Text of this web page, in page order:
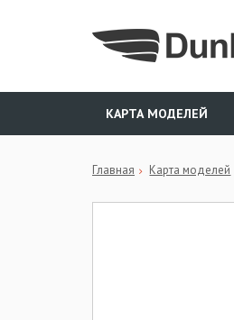
КАРТА МОДЕЛЕЙ
Главная Карта моделей